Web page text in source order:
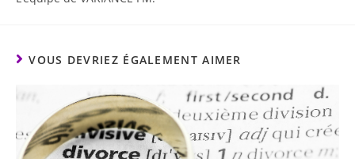
VOUS DEVRIEZ ÉGALEMENT AIMER